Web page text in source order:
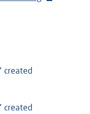
created
created